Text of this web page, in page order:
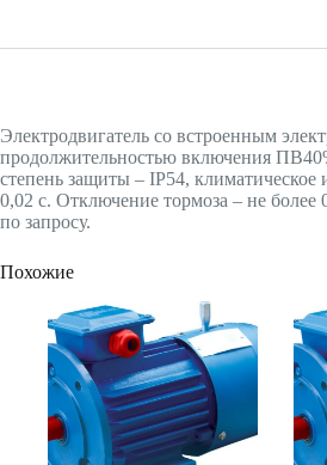
Электродвигатель со встроенным
продолжительностью включения
степень защиты – IP54,
0,02 с. Отключение тормоза – не
по запросу.
Похожие